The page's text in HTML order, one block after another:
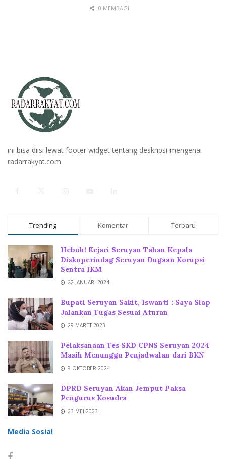
0 MEMBAGI
ini bisa diisi lewat footer widget tentang deskripsi mengenai
radarrakyat.com
Trending Komentar Terbaru
Heboh! Kejari Seruyan Tahan Kepala
Diskoperindag Seruyan Dugaan Korupsi
Sentra IKM
22 JANUARI 2024
Bupati Seruyan Sakit, Iswanti : Saya Siap
Jalankan Tugas Sesuai Aturan
29 MARET 2023
Pelaksanaan Tes SKD CPNS Seruyan 2024
Masih Menunggu Penjadwalan dari BKN
9 OKTOBER 2024
DPRD Seruyan Akan Jemput Paksa
Pengurus Kosudra
23 MEI 2023
Media Sosial